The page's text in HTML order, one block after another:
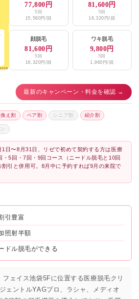
77,800円
5回
15,560円/回
81,600円
5回
16,320円/回
顔脱毛
81,600円
5回
16,320円/回
ワキ脱毛
9,800円
5回
1,960円/回
最新のキャンペーン・料金を確認 →
え割 ペア割 シニア割 紹介割
1日〜8月31日、リゼで初めて契約する方は医療
5回・7回・9回コース（ニードル脱毛と10回
引と併用可。8月中に予約すれば9月の来院で
引豊富
照射半額
ドル脱毛ができる
フェイス池袋5Fに位置する医療脱毛クリ
ェントルYAGプロ、ラシャ、メディオ